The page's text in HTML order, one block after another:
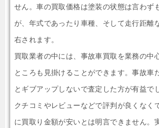
せん。車の買取価格は塗装の状態は言わず
が、年式であったり車種、そして走行距離
右されます。
買取業者の中には、事故車買取を業務の中
ところも見掛けることができます。事故車
とギブアップしないで査定した方が有益で
クチコミやレビューなどで評判が良くなく
に買取り金額が安いとは明言できません。